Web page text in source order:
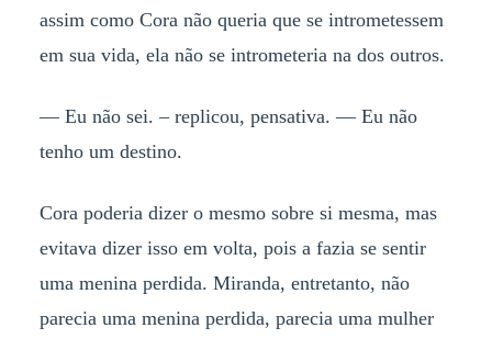
assim como Cora não queria que se intrometessem
em sua vida, ela não se intrometeria na dos outros.
— Eu não sei. – replicou, pensativa. — Eu não
tenho um destino.
Cora poderia dizer o mesmo sobre si mesma, mas
evitava dizer isso em volta, pois a fazia se sentir
uma menina perdida. Miranda, entretanto, não
parecia uma menina perdida, parecia uma mulher